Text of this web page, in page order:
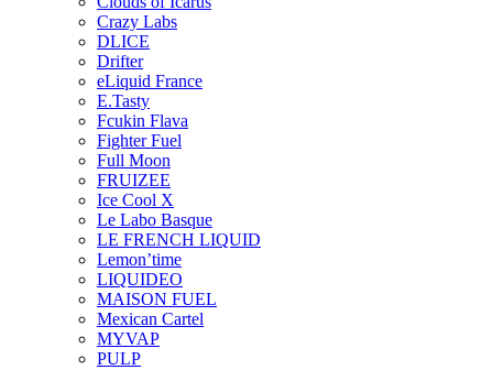
Crazy Labs
DLICE
Drifter
eLiquid France
E.Tasty
Fcukin Flava
Fighter Fuel
Full Moon
FRUIZEE
Ice Cool X
Le Labo Basque
LE FRENCH LIQUID
Lemon’time
LIQUIDEO
MAISON FUEL
Mexican Cartel
MYVAP
PULP